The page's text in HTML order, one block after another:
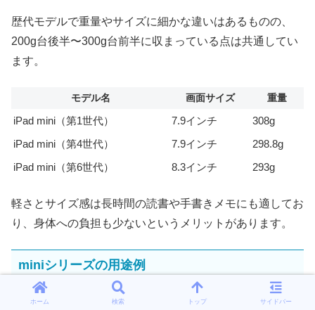
歴代モデルで重量やサイズに細かな違いはあるものの、
200g台後半〜300g台前半に収まっている点は共通してい
ます。
モデル名 画面サイズ 重量
iPad mini（第1世代） 7.9インチ
308g
iPad mini（第4世代）
7.9インチ
298.8g
iPad mini（第6世代）
8.3インチ 293g
軽さとサイズ感は長時間の読書や手書きメモにも適してお
り、身体への負担も少ないというメリットがあります。
miniシリーズの用途例
iPad miniは、その持ち運びやすさからさまざまなシーン
ホーム 検索 トップ サイドバー